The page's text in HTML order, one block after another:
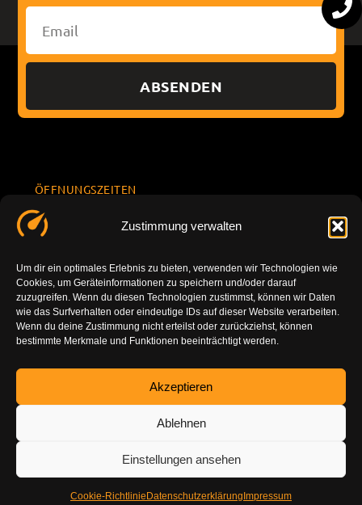
Zustimmung verwalten
Um dir ein optimales Erlebnis zu bieten, verwenden wir Technologien wie
Cookies, um Geräteinformationen zu speichern und/oder darauf
zuzugreifen. Wenn du diesen Technologien zustimmst, können wir Daten
wie das Surfverhalten oder eindeutige IDs auf dieser Website verarbeiten.
Wenn du deine Zustimmung nicht erteilst oder zurückziehst, können
bestimmte Merkmale und Funktionen beeinträchtigt werden.
Akzeptieren
Ablehnen
Einstellungen ansehen
Cookie-Richtlinie Datenschutzerklärung Impressum
ABSENDEN
ÖFFNUNGSZEITEN
Sa. 10.00 -
14.00
So.
geschlossen
INFORMATION
7777801
info@tuning-
vor-ort.com
DE-86179
g
Impressu
m